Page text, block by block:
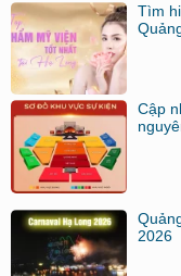
Tìm
Cập
2026